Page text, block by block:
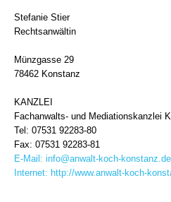
Stefanie Stier
Rechtsanwältin
Münzgasse 29
78462 Konstanz
KANZLEI
Fachanwalts- und Mediationskanzlei
Tel: 07531 92283-80
Fax: 07531 92283-81
E-Mail: info@anwalt-koch-konstanz.de
Internet: http://www.anwalt-koch-